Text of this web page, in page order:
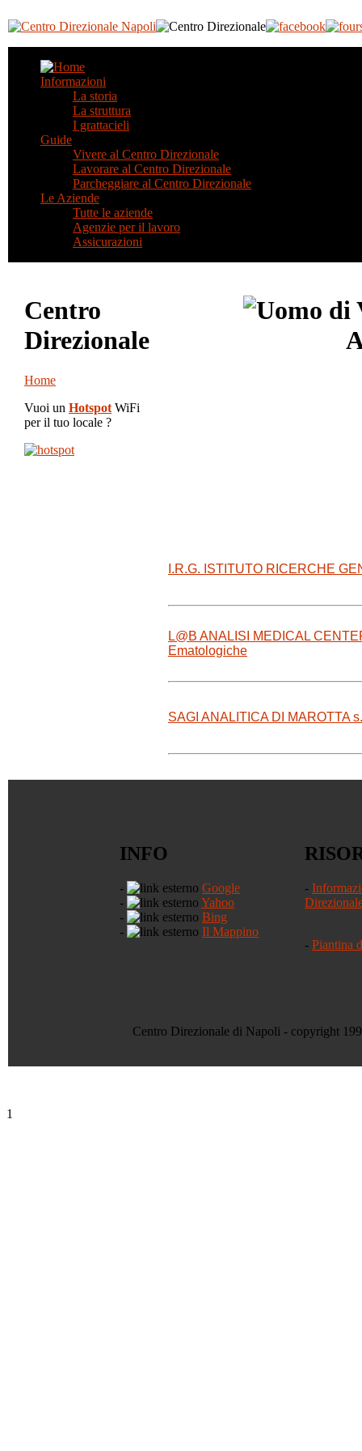
Informazioni
La storia
La struttura
I grattacieli
Guide
Vivere al Centro Direzionale
Lavorare al Centro Direzionale
Parcheggiare al Centro Direzionale
Le Aziende
Tutte le aziende
Agenzie per il lavoro
Assicurazioni
Centro
Direzionale
Home
Vuoi un Hotspot WiFi
per il tuo locale ?
I.R.G. ISTITUTO RICERCHE
L@B ANALISI MEDICAL
Ematologiche
SAGI ANALITICA DI MAROTTA
INFO
-
Google
-
Yahoo
-
Bing
-
Il Mappino
-
- Piantina
Centro Direzionale di Napoli - copyright
1